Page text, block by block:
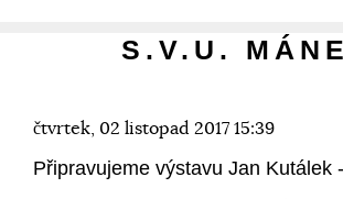
S.V.U.
čtvrtek, 02 listopad 2017 15:39
Připravujeme výstavu Jan Kutálek